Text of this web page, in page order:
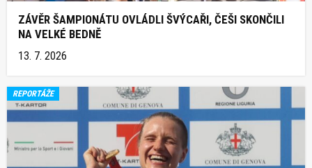
ZÁVĚR ŠAMPIONÁTU OVLÁDLI ŠVÝCAŘI, ČEŠI SKONČILI
NA VELKÉ BEDNĚ
13. 7. 2026
REPORTÁŽE